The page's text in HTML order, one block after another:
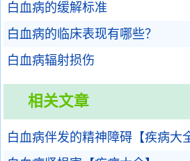
白血病的缓解标准
白血病的临床表现有哪些？
白血病辐射损伤
相关文章
白血病伴发的精神障碍【疾病大